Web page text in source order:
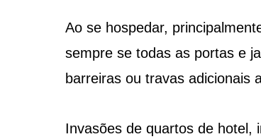
Ao se hospedar,
sempre se todas as portas e
barreiras ou travas adicionais
Invasões de quartos de hotel,